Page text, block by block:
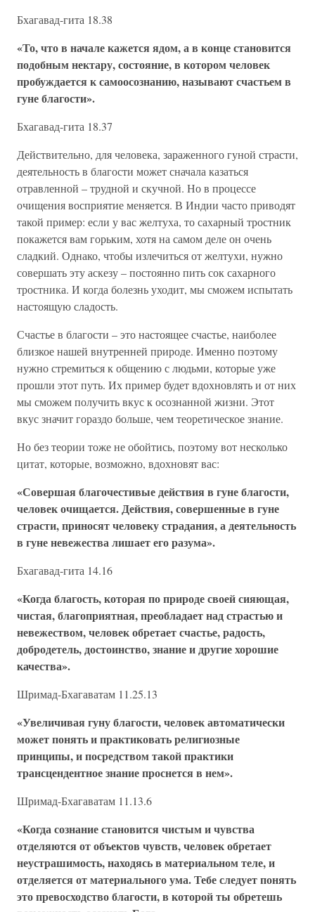
Бхагавад-гита 18.38
«То, что в начале кажется ядом, а в конце становится
подобным нектару, состояние, в котором человек
пробуждается к самоосознанию, называют счастьем в
гуне благости».
Бхагавад-гита 18.37
Действительно, для человека, зараженного гуной страсти,
деятельность в благости может сначала казаться
отравленной – трудной и скучной. Но в процессе
очищения восприятие меняется. В Индии часто приводят
такой пример: если у вас желтуха, то сахарный тростник
покажется вам горьким, хотя на самом деле он очень
сладкий. Однако, чтобы излечиться от желтухи, нужно
совершать эту аскезу – постоянно пить сок сахарного
тростника. И когда болезнь уходит, мы сможем испытать
настоящую сладость.
Счастье в благости – это настоящее счастье, наиболее
близкое нашей внутренней природе. Именно поэтому
нужно стремиться к общению с людьми, которые уже
прошли этот путь. Их пример будет вдохновлять и от них
мы сможем получить вкус к осознанной жизни. Этот
вкус значит гораздо больше, чем теоретическое знание.
Но без теории тоже не обойтись, поэтому вот несколько
цитат, которые, возможно, вдохновят вас:
«Совершая благочестивые действия в гуне благости,
человек очищается. Действия, совершенные в гуне
страсти, приносят человеку страдания, а деятельность
в гуне невежества лишает его разума».
Бхагавад-гита 14.16
«Когда благость, которая по природе своей сияющая,
чистая, благоприятная, преобладает над страстью и
невежеством, человек обретает счастье, радость,
добродетель, достоинство, знание и другие хорошие
качества».
Шримад-Бхагаватам 11.25.13
«Увеличивая гуну благости, человек автоматически
может понять и практиковать религиозные
принципы, и посредствомтакой практики
трансцендентное знание проснется в нем».
Шримад-Бхагаватам 11.13.6
«Когда сознание становится чистым и чувства
отделяются от объектов чувств, человек обретает
неустрашимость, находясь в материальном теле, и
отделяется от материального ума. Тебе следует понять
это превосходство благости, в которой ты обретешь